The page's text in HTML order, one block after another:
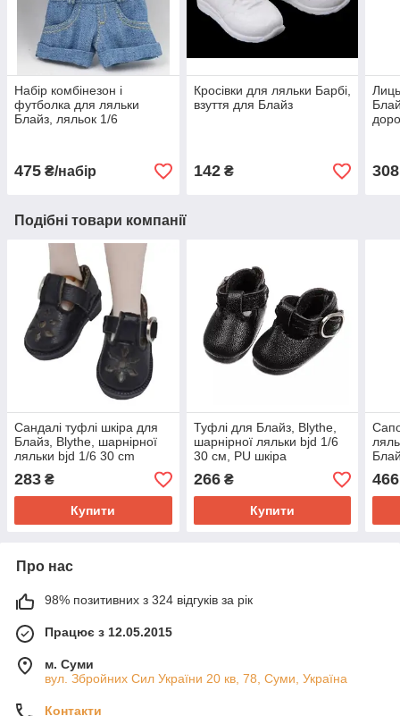
Набір комбінезон і
футболка для ляльки
Блайз, ляльок 1/6
475 ₴/набір
Кросівки для ляльки Барбі,
взуття для Блайз
142₴ 308
Подібні товари компанії
Сандалі туфлі шкіра для
Блайз, Blythe, шарнірної
ляльки bjd 1/6 30 cm
283 ₴
Купити
Туфлі для Блайз, Blythe,
шарнірної ляльки bjd 1/6
30 см, PU шкіра
266₴
Купити
466
Про нас
98% позитивних з 324 відгуків за рік
Працює з 12.05.2015
м. Суми
вул. Збройних Сил України 20 кв, 78, Суми, Україна
Контакти